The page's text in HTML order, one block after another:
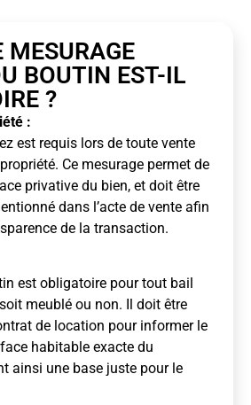
MESURAGE
BOUTIN EST-IL
?
:
est requis lors de toute vente
Ce mesurage permet de
privative du bien, et doit être
dans l’acte de vente afin
de la transaction.
est obligatoire pour tout bail
meublé ou non. Il doit être
de location pour informer le
habitable exacte du
ainsi une base juste pour le